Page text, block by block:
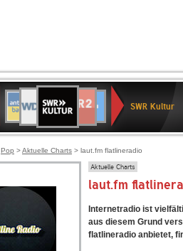
Deutschlandfunk
80er
90er
OLDIE
ANTENNE
SWR3
WDR
4
BR-
KLASSIK
Deutschlandfunk
Kultur
ANTENNE
BAYERN
2
Kultur2
SWR Kultur
Pop >Aktuelle Charts > laut.fm flatlineradio
Aktuelle Charts
laut.fm
Internetradio ist
aus diesem Grund
flatlineradio anbietet,